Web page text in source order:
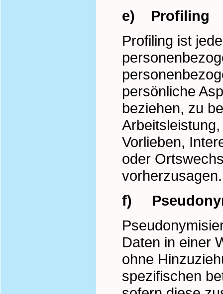
e) Profiling
Profiling ist
persönliche
beziehen, zu
Vorlieben,
oder
vorherzusagen.
f)
Daten in einer
ohne
spezifischen